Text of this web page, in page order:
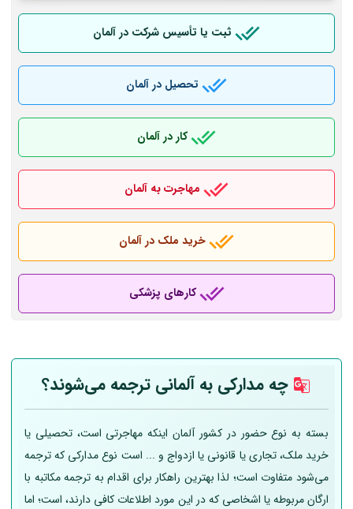
ثبت یا تأسیس شرکت در آلمان
تحصیل در آلمان
کار در آلمان
مهاجرت به آلمان
خرید ملک در آلمان
کارهای پزشکی
چه مدارکی بهآلمانی ترجمه می‌شوند؟
بسته به نوع حضور در کشور آلمان اینکه مهاجرتی است، تحصیلی یا
خرید ملک، تجاری یا قانونی یا ازدواج و ... است نوع مدارکی که ترجمه
می‌شود متفاوت است؛ لذا بهترین راهکار برای اقدام به ترجمه مکاتبه با
ارگان مربوطه یا اشخاصی که در این مورد اطلاعات کافی دارند، است؛ اما